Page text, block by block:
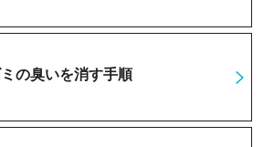
の臭いを消す手順